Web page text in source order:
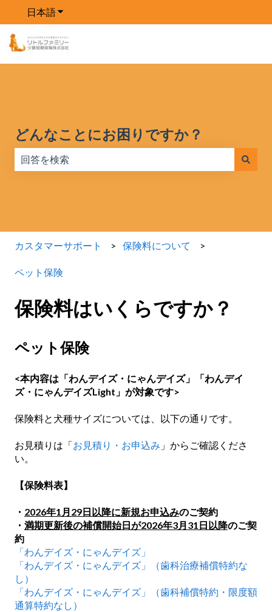
日本語翻訳のサブメニューを表示
どんなことにお困りですか？
カスタマーサポート 保険料について
ペット保険
保険料はいくらですか？
ペット保険
<本内容は「わんデイズ・にゃんデイズ」「わんデイ
ズ・にゃんデイズLight」が対象です>
保険料と犬種サイズについては、以下の通りです。
お見積りは「お見積り・お申込み 」からご確認くださ
い。
【保険料表】
・ 2026年1月29日以降に新規お申込みのご契約
・ 満期更新後の補償開始日が2026年3月31日以降のご契
約
「わんデイズ・にゃんデイズ」
「わんデイズ・にゃんデイズ」（歯科治療補償特約な
し）
「わんデイズ・にゃんデイズ」（歯科補償特約・限度額
通算特約なし）